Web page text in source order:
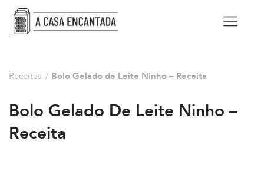
Receitas / Bolo Gelado de Leite Ninho – Receita
Bolo Gelado De Leite Ninho –
Receita